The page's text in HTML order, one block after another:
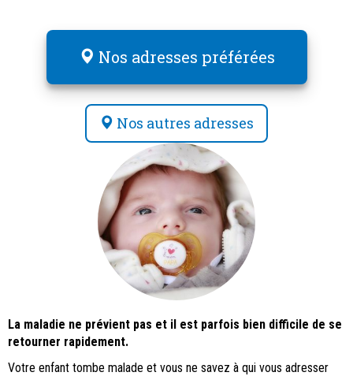
Nos adresses préférées
Nos autres adresses
La maladie ne prévient pas et il est parfois bien difficile de se
retourner rapidement.
Votre enfant tombe malade et vous ne savez à qui vous adresser